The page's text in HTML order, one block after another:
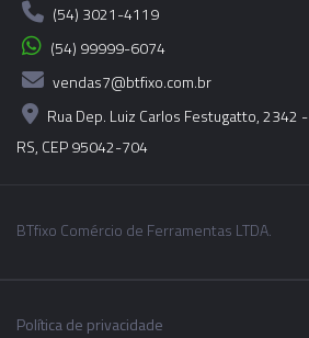
(54) 3021-4119
(54) 99999-6074
vendas7@btfixo.com.br
Rua Dep. Luiz Carlos Festugatto, 2342
RS, CEP 95042-704
BTfixo Comércio de Ferramentas LTDA.
Política de privacidade